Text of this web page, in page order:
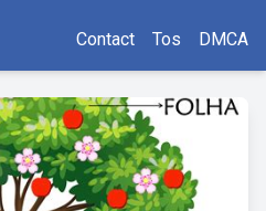
Contact Tos DMCA